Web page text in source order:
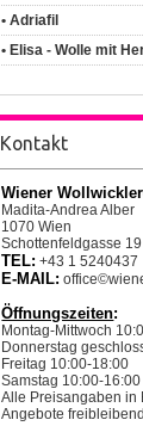
• Adriafil
• Elisa - Wolle mit
Kontakt
Wiener
Madita-Andrea Alber
1070 Wien
Schottenfeldgasse 19
TEL: +43 1 5240437
E-MAIL:
Öffnungszeiten:
Montag-Mittwoch
Donnerstag
Freitag 10:00-18:00
Samstag 10:00-16:00
Alle Preisangaben in
Angebote freibleibend